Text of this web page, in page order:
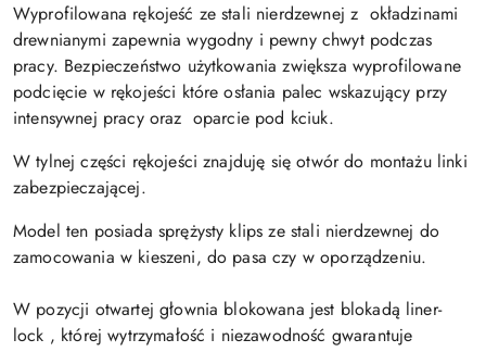
Wyprofilowana rękojeść ze stali nierdzewnej z okładzinami
drewnianymi zapewnia wygodny i pewny chwyt podczas
pracy. Bezpieczeństwo użytkowania zwiększa wyprofilowane
podcięcie w rękojeści które osłania palec wskazujący przy
intensywnej pracy oraz oparcie pod kciuk.
W tylnej części rękojeści znajduję się otwór do montażu linki
zabezpieczającej.
Model ten posiada sprężysty klips ze stali nierdzewnej do
zamocowania w kieszeni, do pasa czy w oporządzeniu.
W pozycji otwartej głownia blokowana jest blokadą liner-
lock , której wytrzymałość i niezawodność gwarantuje